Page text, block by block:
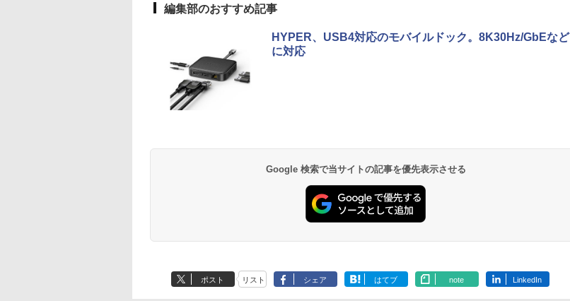
ク付き 防水 タッチ式
編集部のおすすめ記事
HYPER、USB4対応のモバイルドック。8K30Hz/GbEなど
に対応
Google 検索で当サイトの記事を優先表示させる
ポスト リスト シェア はてブ note LinkedIn